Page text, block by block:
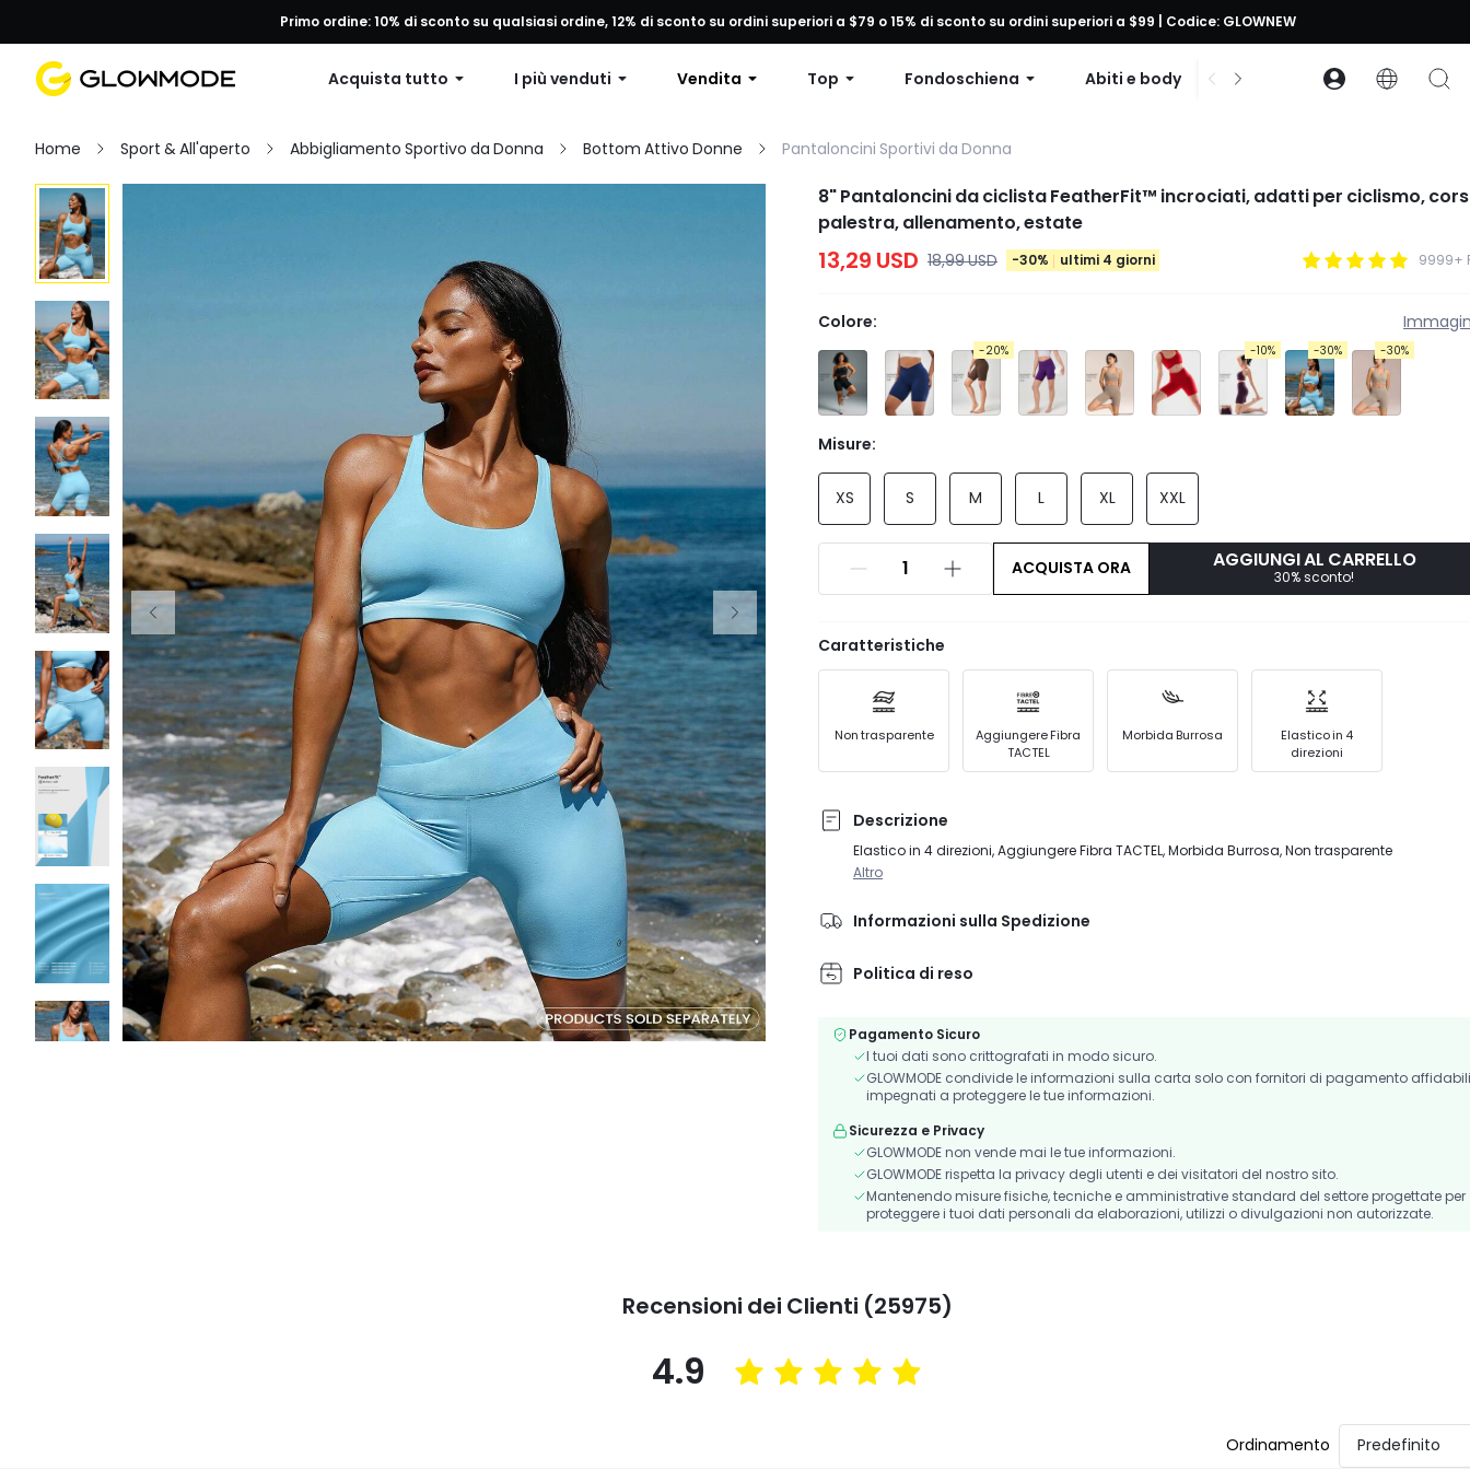
Primo ordine: 10% di sconto su qualsiasi ordine, 12% di sconto su ordini superiori a $79 o 15% di sconto su ordini superiori a $99 | Codice: GLOWNEW
Spedizione gratuita per ordini superiori a 49 $
Acquista tutto I più venduti Vendita Top Fondoschiena Abiti e body Accessori
Home Sport & All'aperto Abbigliamento Sportivo da Donna Bottom Attivo Donne Pantaloncini Sportivi da Donna
8" Pantaloncini da ciclista FeatherFit™ incrociati, adatti per ciclismo,
palestra, allenamento, estate
13,29 USD 18,99 USD -30% ultimi 4 giorni 9999+
Colore:
-20% -10% -30% -30%
Misure:
XS S M L XL XXL
ACQUISTA ORA AGGIUNGI AL CARRELLO
30% sconto!
Caratteristiche
Non trasparente
Aggiungere Fibra
TACTEL
Morbida Burrosa
Elastico in 4
direzioni
Descrizione
Elastico in 4 direzioni, Aggiungere Fibra TACTEL, Morbida Burrosa, Non trasparente
Altro
Informazioni sulla Spedizione
Politica di reso
Pagamento Sicuro
I tuoi dati sono crittografati in modo sicuro.
GLOWMODE condivide le informazioni sulla carta solo con fornitori di pagamento affidabili
impegnati a proteggere le tue informazioni.
Sicurezza e Privacy
GLOWMODE non vende mai le tue informazioni.
GLOWMODE rispetta la privacy degli utenti e dei visitatori del nostro sito.
Mantenendo misure fisiche, tecniche e amministrative standard del settore progettate per
proteggere i tuoi dati personali da elaborazioni, utilizzi o divulgazioni non autorizzate.
Recensioni dei Clienti (25975)
4.9
Ordinamento Predefinito